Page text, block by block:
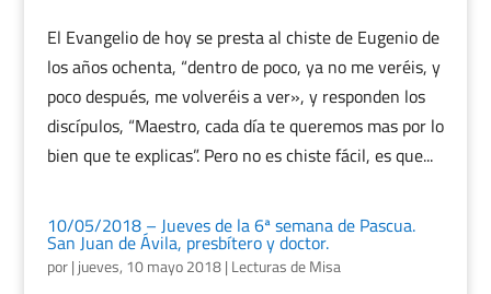
El Evangelio de hoy se presta al chiste de Eugenio de
los años ochenta, “dentro de poco, ya no me veréis, y
poco después, me volveréis a ver», y responden los
discípulos, “Maestro, cada día te queremos mas por lo
bien que te explicas”. Pero no es chiste fácil, es que...
10/05/2018 – Jueves de la 6ª semana de Pascua.
San Juan de Ávila, presbítero y doctor.
por| jueves, 10 mayo 2018| Lecturas de Misa